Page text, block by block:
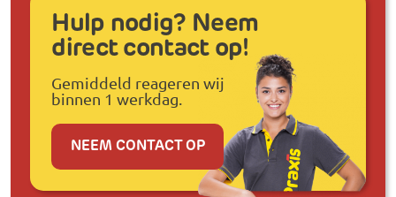
Hulp nodig? Neem
direct contact op!
Gemiddeld reageren wij
binnen 1 werkdag.
NEEM CONTACT OP